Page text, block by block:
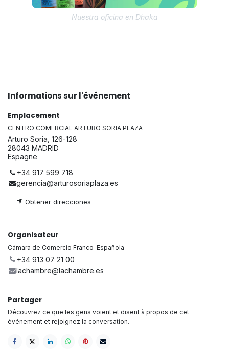
Nuestra oficina en Dhaka
Informations sur l'événement
Emplacement
CENTRO COMERCIAL ARTURO SORIA PLAZA
Arturo Soria, 126-128
28043 MADRID
Espagne
+34 917 599 718
gerencia@arturosoriaplaza.es
Obtener direcciones
Organisateur
Cámara de Comercio Franco-Española
+34 913 07 21 00
lachambre@lachambre.es
Partager
Découvrez ce que les gens voient et disent à propos de cet
événement et rejoignez la conversation.